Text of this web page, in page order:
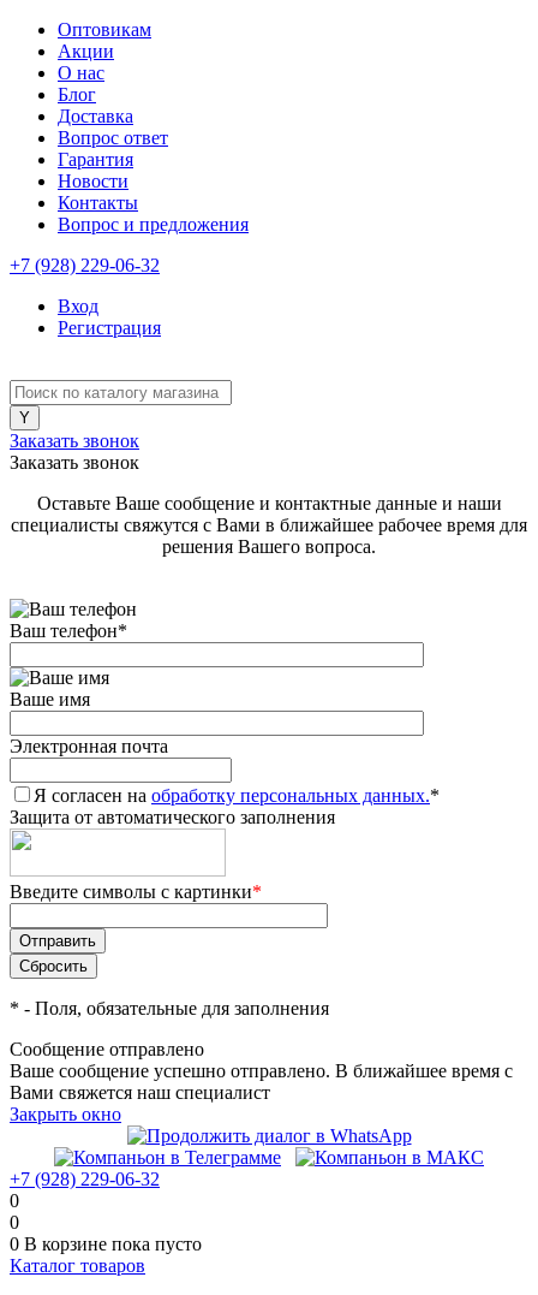
Оптовикам
Акции
О нас
Блог
Доставка
Вопрос ответ
Гарантия
Новости
Контакты
Вопрос и предложения
+7 (928) 229-06-32
Вход
Регистрация
Заказать звонок
Заказать звонок
Оставьте Ваше сообщение и контактные данные и наши
специалисты свяжутся с Вами в ближайшее рабочее время для
решения Вашего вопроса.
Ваш телефон*
Ваше имя
Электронная почта
Я согласен на обработку персональных данных.*
Защита от автоматического заполнения
Введите символы с картинки*
* - Поля, обязательные для заполнения
Сообщение отправлено
Ваше сообщение успешно отправлено. В ближайшее время с
Вами свяжется наш специалист
Закрыть окно
+7 (928) 229-06-32
0
0
0 В корзине пока пусто
Каталог товаров